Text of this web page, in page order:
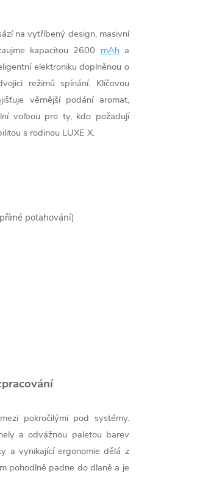
na vytříbený design, masivní
kapacitou 2600 mAha
elektroniku doplněnou o
režimů spínání. Klíčovou
věrnější podání aromat,
volbou pro ty, kdo požadují
s rodinou LUXE X.
potahování)
pokročilými pod systémy.
a odvážnou paletou barev
a vynikající ergonomie dělá z
pohodlně padne do dlaně a je